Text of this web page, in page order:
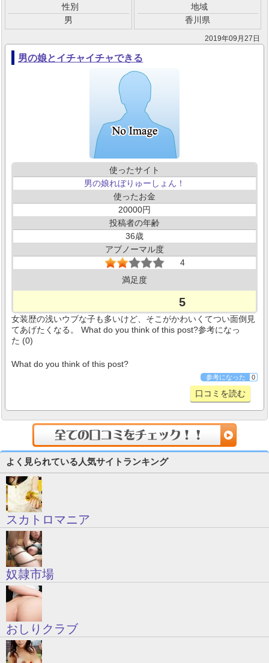
性別
男
地域
香川県
2019年09月27日
男の娘とイチャイチャできる
使ったサイト
男の娘れぼりゅーしょん！
使ったお金
20000
投稿者の年齢
36
アブノーマル度
4
満足度
5
女装歴の浅いウブな子も多いけど、そこがかわいくてつい面倒見
てあげたくなる。 What do you think of this post?参考になっ
た (0)
What do you think of this post?
参考になった 0
口コミを読む
よく見られている人気サイトランキング
スカトロマニア
奴隷市場
おしりクラブ